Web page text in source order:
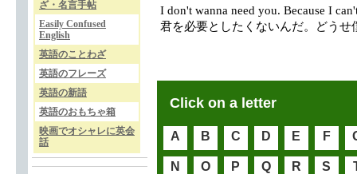
ざ・名言手帖
Easily Confused
English
英語のことわざ
英語のフレーズ
英語の新語
英語のおもちゃ箱
映画でオシャレに英会
話
I don't wanna need you. Because I
君を必要としたくないんだ。どう
Click on a letter
A B C D E F
N O P Q R S